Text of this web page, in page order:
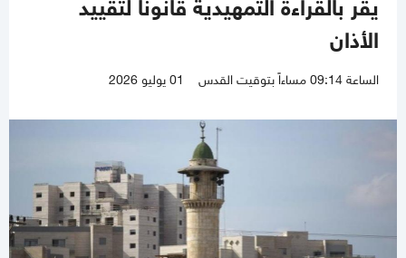
الأذان
الساعة 09:14 مساءاً بتوقيت القدس 01 يوليو 2026